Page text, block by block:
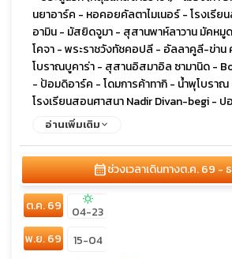
นยาอาร์ค - หอคอยคัลตาไมเนอร์ - โรงเรี
อามิน - มัสยิดจูมา - สุสานพาห์ลาวาน มัคหมู
โคจา - พระราชวังทัชคอปลี - อัลลาคูลี-ข่าน
โบราณบูคาร่า - สุสานอิสมาอิล ซามานิด -
- ป้อมดิอาร์ค - โดมการค้าทากิ - น้ำพุโบรา
โรงเรียนสอนศาสนา Nadir Divan-begi -
- เมืองปันจาเคนต์ - แหล่งโบราณคดีเมืองเก่า
เรจิสถาน - มัสยิดบีบี-ขานิม - Shakhi-
อูลุก เบก - ตลาดซิยับ - โรงงานผลิตกระดา
รถไฟฟ้าใต้ดินทาชเคนต์ - ตลาดชอร์ซู - คอ
โรงละครโอเปร่า Alisher Navoi - จัตุรัสอามี
แห่งโรมานอฟ - จัตุรัสเสรีภาพ - จัตุรัสกลาง
ประชาธิปไตย - มัสยิดกลางแห่งเมืองบิชเค
อ่านเพิ่มเติม
calendar_monthช่วงเวลาเดินทางต.ค. 69 -
ต.ค. 69 sunny
04-23
พ.ย. 69
15-04